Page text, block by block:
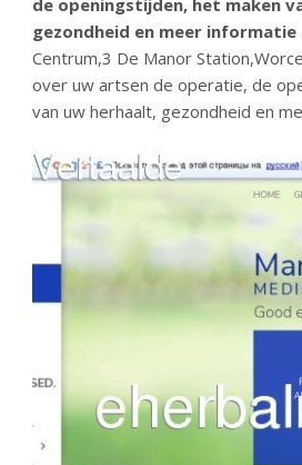
de openingstijden, het maken
gezondheid en meer informatie
Centrum,3 De Manor
over uw artsen de operatie, de
van uw herhaalt, gezondheid en